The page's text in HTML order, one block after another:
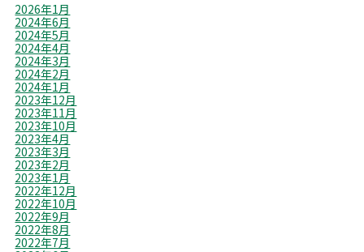
2026年1月
2024年6月
2024年5月
2024年4月
2024年3月
2024年2月
2024年1月
2023年12月
2023年11月
2023年10月
2023年4月
2023年3月
2023年2月
2023年1月
2022年12月
2022年10月
2022年9月
2022年8月
2022年7月